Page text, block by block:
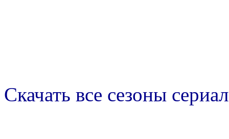
Скачать все сезоны